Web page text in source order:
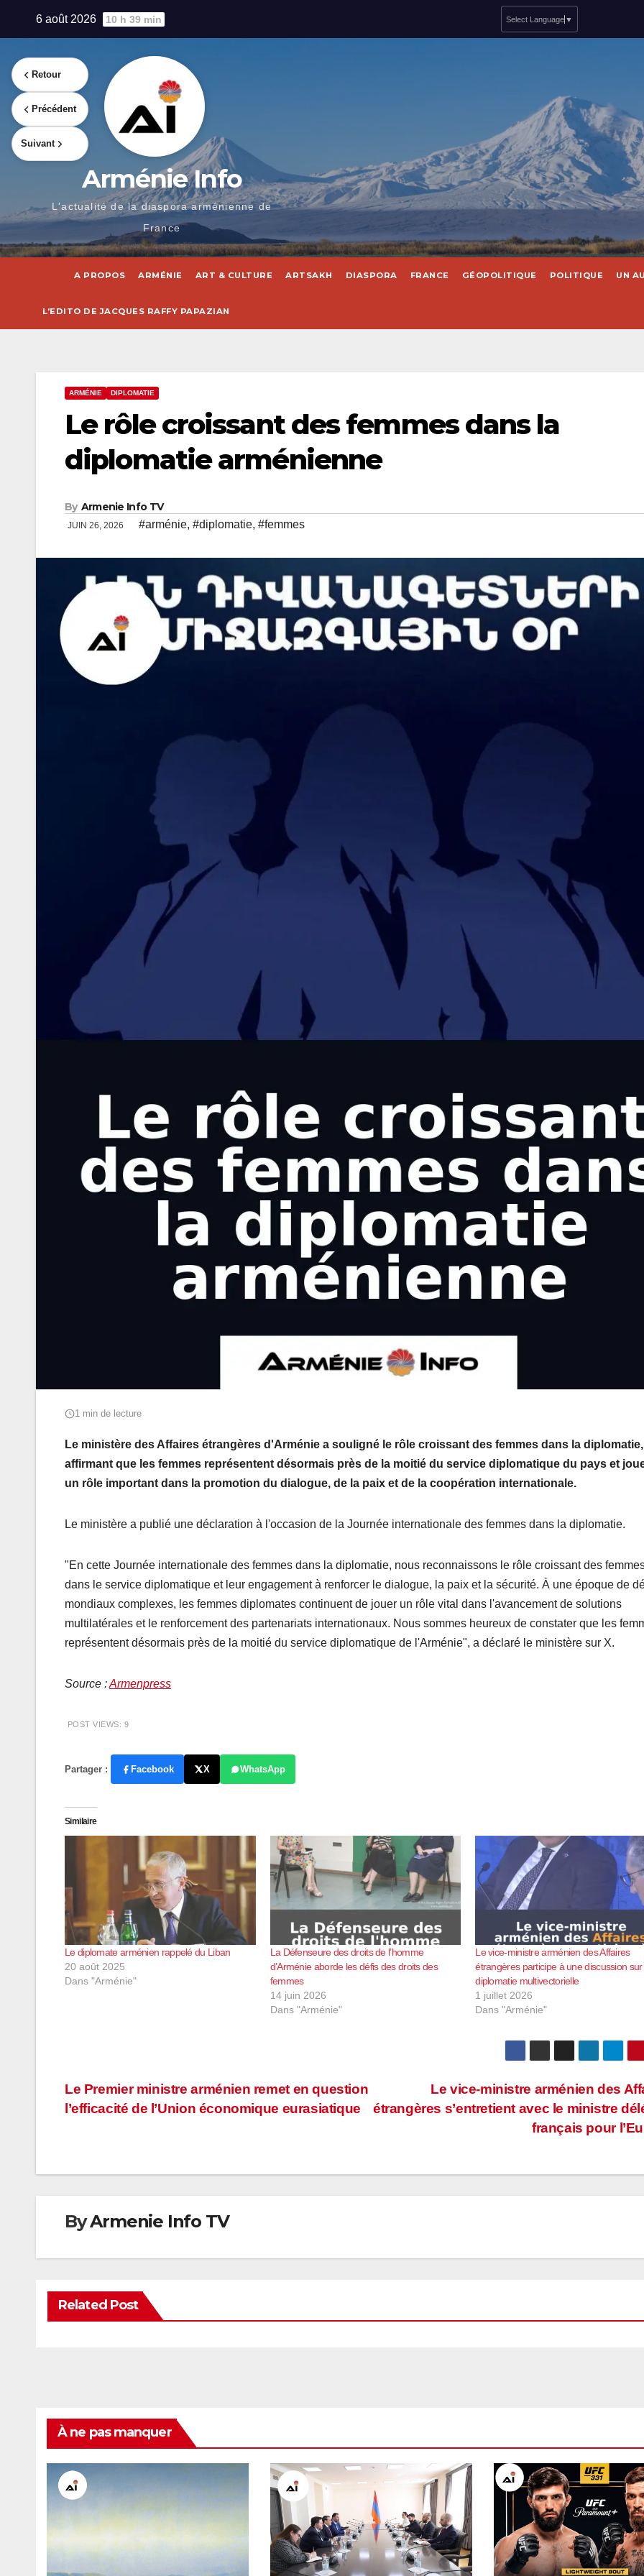
6 août 2026 10 h 39 min Select Language ▼
Arménie Info
L'actualité de la diaspora arménienne de
France
A PROPOS ARMÉNIE ART & CULTURE ARTSAKH DIASPORA FRANCE GÉOPOLITIQUE POLITIQUE UN
L’EDITO DE JACQUES RAFFY PAPAZIAN
ARMÉNIE DIPLOMATIE
Le rôle croissant des femmes dans la
diplomatie arménienne
By Armenie Info TV
JUIN 26, 2026 #arménie, #diplomatie, #femmes
1 min de lecture
Le ministère des Affaires étrangères d'Arménie a souligné le rôle croissant des femmes dans la diplomatie,
affirmant que les femmes représentent désormais près de la moitié du service diplomatique du pays et
un rôle important dans la promotion du dialogue, de la paix et de la coopération internationale.
Le ministère a publié une déclaration à l'occasion de la Journée internationale des femmes dans la diplomatie.
"En cette Journée internationale des femmes dans la diplomatie, nous reconnaissons le rôle croissant des
dans le service diplomatique et leur engagement à renforcer le dialogue, la paix et la sécurité. À une époque de
mondiaux complexes, les femmes diplomates continuent de jouer un rôle vital dans l'avancement de solutions
multilatérales et le renforcement des partenariats internationaux. Nous sommes heureux de constater que les
représentent désormais près de la moitié du service diplomatique de l'Arménie", a déclaré le ministère sur X.
Source :Armenpress
POST VIEWS: 9
Partager : Facebook X WhatsApp
Similaire
Le diplomate arménien rappelé du Liban
20 août 2025
Dans "Arménie"
La Défenseure des droits de l’homme
d’Arménie aborde les défis des droits des
femmes
14 juin 2026
Dans "Arménie"
Le vice-ministre arménien des Affaires
étrangères participe à une discussion sur
diplomatie multivectorielle
1 juillet 2026
Dans "Arménie"
Navigation
Le vice-ministre arménien des
étrangères s’entretient avec le ministre
français pour
Le Premier ministre arménien remet en question
l’efficacité de l’Union économique eurasiatique
ByArmenie Info TV
Related Post
À ne pas manquer
Retour
Précédent
Suivant